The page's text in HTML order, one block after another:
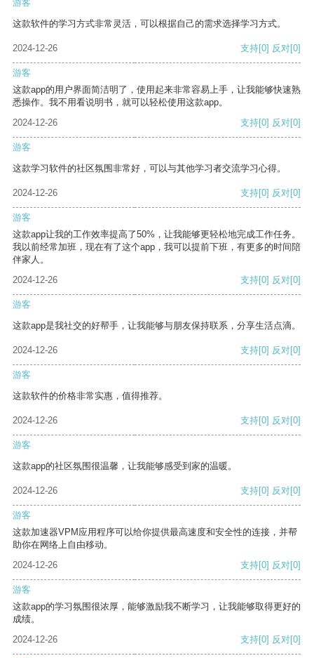
游客
这款软件的学习方式非常灵活，可以根据自己的需求选择学习方式。
2024-12-26 支持[0] 反对[0]
游客
这款app的用户界面简洁明了，使用起来非常容易上手，让我能够快速熟
悉操作。我不用看说明书，就可以轻松使用这款app。
2024-12-26
支持[0] 反对[0]
游客
这款学习软件的社区氛围非常好，可以与其他学习者交流学习心得。
2024-12-26 支持[0] 反对[0]
游客
这款app让我的工作效率提高了50%，让我能够更轻松地完成工作任务。
我以前经常加班，现在有了这个app，我可以提前下班，有更多的时间陪
伴家人。
2024-12-26
支持[0] 反对[0]
游客
这款app是我社交的好帮手，让我能够与朋友保持联系，分享生活点滴。
2024-12-26 支持[0] 反对[0]
游客
这款软件的价格非常实惠，值得推荐。
2024-12-26 支持[0] 反对[0]
游客
这款app的社区氛围很温馨，让我能够感受到家的温暖。
2024-12-26 支持[0] 反对[0]
游客
这款加速器VPM应用程序可以给你提供最高速度和安全性的连接，并帮
助你在网络上自由移动。
2024-12-26
支持[0] 反对[0]
游客
这款app的学习氛围很浓厚，能够激励我不断学习，让我能够取得更好的
成绩。
2024-12-26
支持[0] 反对[0]